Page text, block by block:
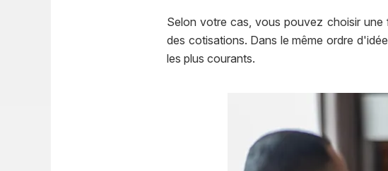
Selon votre cas, vous pouvez choisir une
des cotisations. Dans le même ordre
les plus courants.